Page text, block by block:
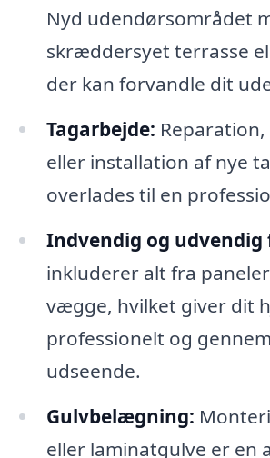
Nyd udendørsområdet
skræddersyet terrasse
der kan forvandle dit
Tagarbejde:
eller installation af nye
overlades til en
Indvendig og udvendig
inkluderer alt fra
vægge, hvilket giver dit
professionelt og
udseende.
Gulvbelægning:
eller laminatgulve er en